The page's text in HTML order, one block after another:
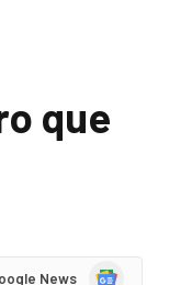
que
News Google